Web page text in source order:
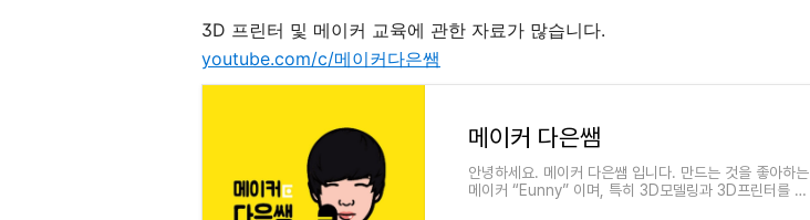
3D 프린터 및 메이커 교육에 관한 자료가 많습니다.
youtube.com/c/메이커다은쌤
메이커 다은쌤
안녕하세요. 메이커 다은쌤 입니다. 만드는 것을 좋아하는
메이커 “Eunny” 이며, 특히 3D모델링과 3D프린터를 좋